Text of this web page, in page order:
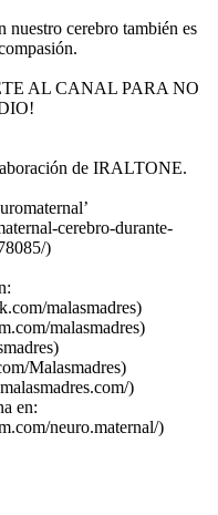
nuestro cerebro también es
AL CANAL PARA NO
de IRALTONE.
cerebro-durante-
)
malasmadres)
malasmadres)
Malasmadres)
)
en:
neuro.maternal/)